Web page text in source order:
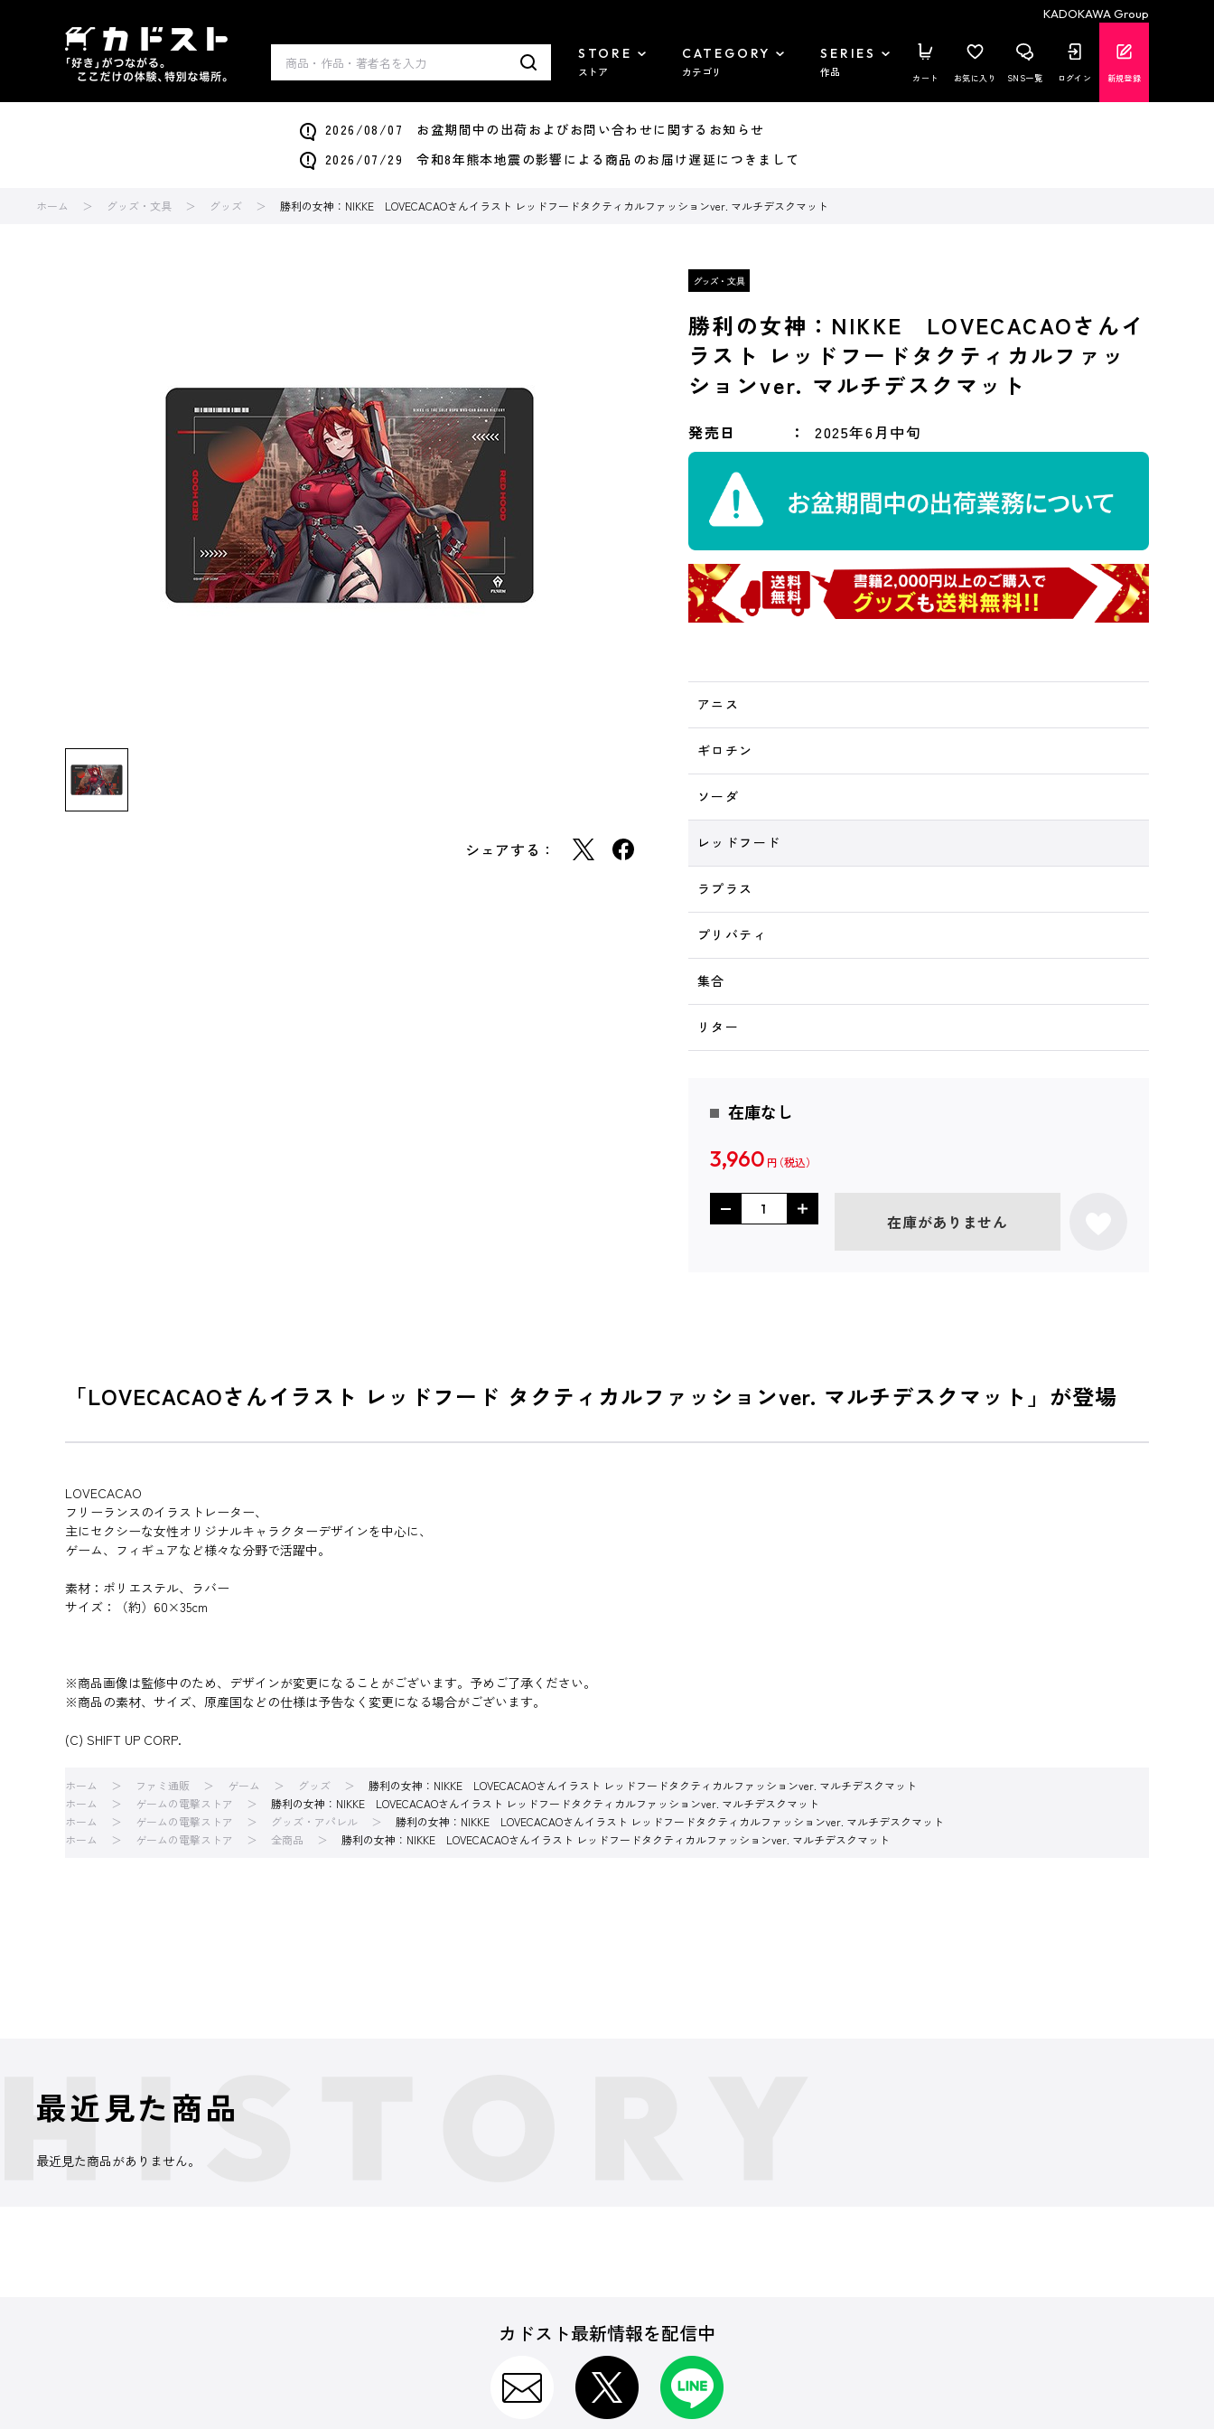
KADOKAWA Group
STORE
ストア
CATEGORY
カテゴリ
SERIES
作品 カート お気に入り SNS一覧 ログイン 新規登録
2026/08/07 お盆期間中の出荷およびお問い合わせに関するお知らせ
2026/07/29 令和8年熊本地震の影響による商品のお届け遅延につきまして
ホーム グッズ・文具 グッズ 勝利の女神：NIKKE LOVECACAOさんイラスト レッドフードタクティカルファッションver. マルチデスクマット
シェアする：
勝利の女神：NIKKE LOVECACAOさんイ
ラスト レッドフードタクティカルファッ
ションver. マルチデスクマット
発売日 2025年6月中旬
アニス
ギロチン
ソーダ
レッドフード
ラプラス
プリバティ
集合
リター
在庫なし
3,960 円
在庫がありません
「LOVECACAOさんイラスト レッドフード タクティカルファッションver. マルチデスクマット」が登場
LOVECACAO
フリーランスのイラストレーター、
主にセクシーな女性オリジナルキャラクターデザインを中心に、
ゲーム、フィギュアなど様々な分野で活躍中。
素材：ポリエステル、ラバー
サイズ：（約）60×35cm
※商品画像は監修中のため、デザインが変更になることがございます。予めご了承ください。
※商品の素材、サイズ、原産国などの仕様は予告なく変更になる場合がございます。
(C) SHIFT UP CORP.
ホーム ファミ通販 ゲーム グッズ
勝利の女神：NIKKE LOVECACAOさんイラスト レッドフードタクティカルファッションver. マルチデスクマット
ホーム
ゲームの電撃ストア
勝利の女神：NIKKE LOVECACAOさんイラスト レッドフードタクティカルファッションver. マルチデスクマット
ホーム
ゲームの電撃ストア グッズ・アパレル
勝利の女神：NIKKE LOVECACAOさんイラスト レッドフードタクティカルファッションver. マルチデスクマット
ホーム
ゲームの電撃ストア 全商品 勝利の女神：NIKKE LOVECACAOさんイラスト レッドフードタクティカルファッションver. マルチデスクマット
最近見た商品
最近見た商品がありません。
カドスト最新情報を配信中